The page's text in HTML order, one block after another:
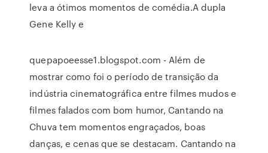
leva a ótimos momentos de comédia.A dupla
Gene Kelly e
quepapoeesse1.blogspot.com - Além de
mostrar como foi o período de transição da
indústria cinematográfica entre filmes mudos e
filmes falados com bom humor, Cantando na
Chuva tem momentos engraçados, boas
danças, e cenas que se destacam. Cantando na